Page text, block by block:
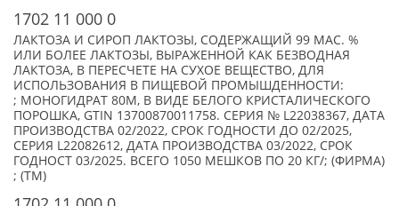
1702 11 000 0
ЛАКТОЗА И СИРОП ЛАКТОЗЫ, СОДЕРЖАЩИЙ 99 МАС. %
ИЛИ БОЛЕЕ ЛАКТОЗЫ, ВЫРАЖЕННОЙ КАК БЕЗВОДНАЯ
ЛАКТОЗА, В ПЕРЕСЧЕТЕ НА СУХОЕ ВЕЩЕСТВО, ДЛЯ
ИСПОЛЬЗОВАНИЯ В ПИЩЕВОЙ ПРОМЫШДЕННОСТИ:
; МОНОГИДРАТ 80М, В ВИДЕ БЕЛОГО КРИСТАЛИЧЕСКОГО
ПОРОШКА, GTIN 13700870011758. СЕРИЯ № L22038367, ДАТА
ПРОИЗВОДСТВА 02/2022, СРОК ГОДНОСТИ ДО 02/2025,
СЕРИЯ L22082612, ДАТА ПРОИЗВОДСТВА 03/2022, СРОК
ГОДНОСТ 03/2025. ВСЕГО 1050 МЕШКОВ ПО 20 КГ/; (ФИРМА)
; (TM)